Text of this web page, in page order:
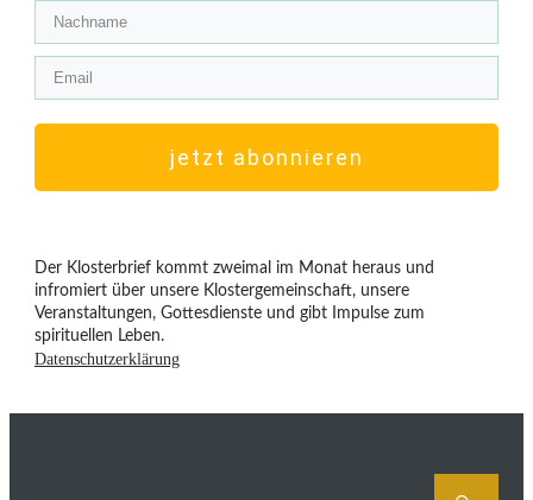
jetzt abonnieren
Der Klosterbrief kommt zweimal im Monat heraus und
infromiert über unsere Klostergemeinschaft, unsere
Veranstaltungen, Gottesdienste und gibt Impulse zum
spirituellen Leben.
Datenschutzerklärung